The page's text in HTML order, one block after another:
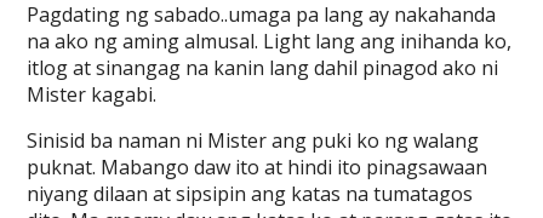
Pagdating ng sabado..umaga pa lang ay nakahanda
na ako ng aming almusal. Light lang ang inihanda ko,
itlog at sinangag na kanin lang dahil pinagod ako ni
Mister kagabi.
Sinisid ba naman ni Mister ang puki ko ng walang
puknat. Mabango daw ito at hindi ito pinagsawaan
niyang dilaan at sipsipin ang katas na tumatagos